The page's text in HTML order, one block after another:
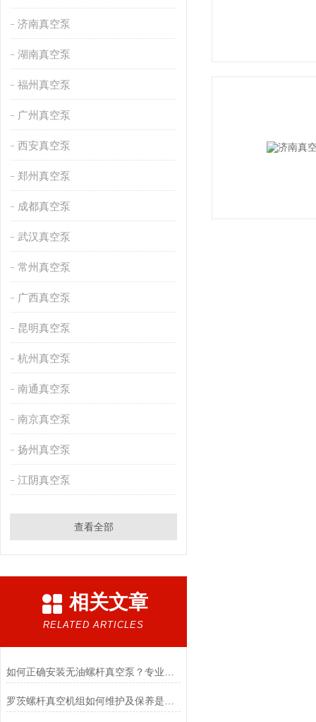
济南真空泵
湖南真空泵
福州真空泵
广州真空泵
西安真空泵
郑州真空泵
成都真空泵
武汉真空泵
常州真空泵
广西真空泵
昆明真空泵
杭州真空泵
南通真空泵
南京真空泵
扬州真空泵
江阴真空泵
查看全部
相关文章
RELATED ARTICLES